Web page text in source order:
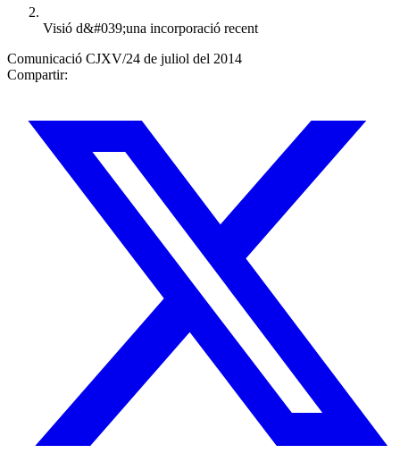
Visió d&#039;una incorporació recent
Comunicació CJXV/24 de juliol del 2014
Compartir: